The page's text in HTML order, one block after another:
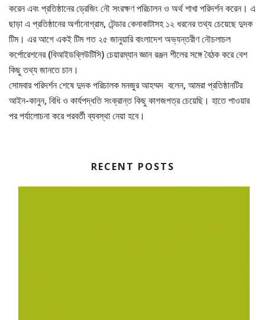
করেন এবং প্রতিষ্ঠানের ড্রেজিং নৌ সংরক্ষণ পরিচালন ও অর্থ শাখা পরিদর্শন করেন। এ
ছাড়া এ প্রতিষ্ঠানের অর্গানোগ্রাম, টেন্ডার কেনাকাটাসহ ১২ ধরনের তথ্য চেয়েছে দুদক
টিম। এর আগে একই টিম গত ২৫ জানুয়ারি বাংলাদেশ অভ্যন্তরীণ নৌচলাচল
কর্পোরেশনের (বিআইডব্লিউটিসি) চেয়ারম্যান জ্ঞান রঞ্জন শীলের সঙ্গে বৈঠক করে বেশ
কিছু তথ্য জানতে চান।
সোমবার পরিদর্শন শেষে দুদক পরিচালক মনজুর আহম্মদ বলেন, আমরা প্রতিষ্ঠানটির
আইন-কানুন, বিধি ও কার্যপদ্ধতি সংক্রান্ত কিছু কাগজপত্র চেয়েছি। হাতে পাওয়ার
পর পর্যালোচনা করে পরবর্তী ব্যবস্থা নেয়া হবে।
RECENT POSTS